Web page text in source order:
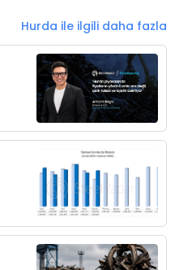
Hurda ile ilgili daha fazla